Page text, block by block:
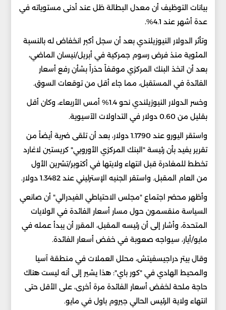
بيانات التوظيف أن معدل البطالة ظل عند أدنى مستوياته في
عدة أشهر عند 4.1%.
وتأثر الدولار النيوزيلندي بعد أن سجل أكبر انخفاض له بالنسبة
المئوية منذ فرض رسوم جمركية في أبريل/نيسان الماضي،
بعد أن اتخذ البنك المركزي موقفاً حذراً بشأن رفع أسعار
الفائدة في المستقبل، مما جاء أقل من توقعات السوق.
وخسر الدولار النيوزيلندي نحو 1.4% أمس الأربعاء، وكان أقل
بقليل من 0.60 دولار في التداولات الآسيوية.
واستقر اليورو عند 1.1790 دولار، بعد أن تلقى ضربة أيضاً من
تقرير يفيد بأن رئيسة "البنك المركزي الأوروبي" كريستين لاغارد
تخطط للمغادرة قبل انتهاء ولايتها في أكتوبر/تشرين الأول
من العام المقبل. واستقر الجنيه الإسترليني عند 1.3482 دولار.
وأظهر محضر اجتماع "مجلس الاحتياطي الفيدرالي" أن صانعي
السياسة منقسمون حول مسار أسعار الفائدة في الولايات
المتحدة، وأشار إلى أن رئيسه المقبل، المقرر أن يبدأ عمله في
مايو/أيار، سيواجه صعوبة في خفض أسعار الفائدة.
وقال بيتر دراجيسفيتش، محلل العملات في منطقة آسيا
والمحيط الهادي في "كور باي": هذا يشير إلى أنه ليست هناك
حاجة ملحة لخفض أسعار الفائدة مرة أخرى، على الأقل حتى
انتهاء ولاية الرئيس الحالي جيروم باول في مايو.